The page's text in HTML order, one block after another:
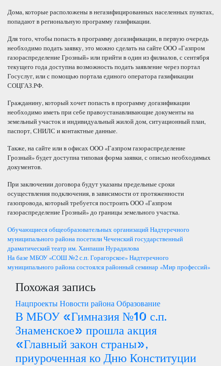
Дома, которые расположены в негазифицированных населенных пунктах,
попадают в региональную программу газификации.
Для того, чтобы попасть в программу догазификации, в первую очередь
необходимо подать заявку, это можно сделать на сайте ООО «Газпром
газораспределение Грозный» или прийти в один из филиалов, с сентября
текущего года доступна возможность подать заявление через портал
Госуслуг, или с помощью портала единого оператора газификации
СОЦГАЗ.РФ.
Гражданину, который хочет попасть в программу догазификации
необходимо иметь при себе правоустанавливающие документы на
земельный участок и индивидуальный жилой дом, ситуационный план,
паспорт, СНИЛС и контактные данные.
Также, на сайте или в офисах ООО «Газпром газораспределение
Грозный» будет доступна типовая форма заявки, с описью необходимых
документов.
При заключении договора будут указаны предельные сроки
осуществления подключения, в зависимости от протяженности
газопровода, который требуется построить ООО «Газпром
газораспределение Грозный» до границы земельного участка.
Навигация
по
записям
Обучающиеся общеобразовательных организаций Надтеречного
муниципального района посетили Чеченский государственный
драматический театр им. Ханпаши Нурадилова
На базе МБОУ «СОШ №2 с.п. Горагорское» Надтеречного
муниципального района состоялся районный семинар «Мир профессий»
Похожая запись
НацпроектыНовости района Образование
В МБОУ «Гимназия №10 с.п.
Знаменское» прошла акция
«Главный закон страны»,
приуроченная ко Дню Конституции